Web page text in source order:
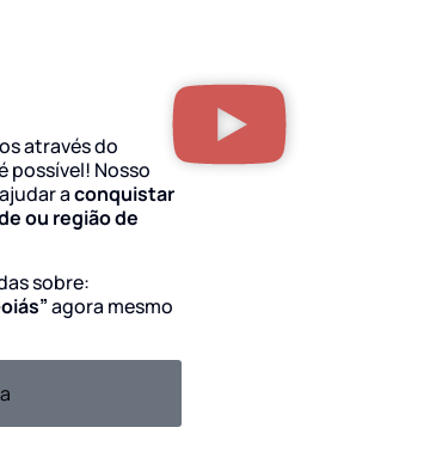
através do
possível! Nosso
aconquistar
ou região de
sobre:
agora mesmo